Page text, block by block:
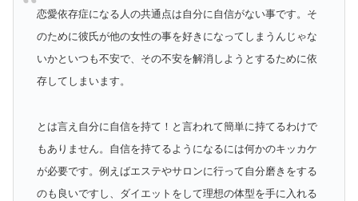
恋愛依存症になる人の共通点は自分に自信がない事です。そ
のために彼氏が他の女性の事を好きになってしまうんじゃな
いかといつも不安で、その不安を解消しようとするために依
存してしまいます。
とは言え自分に自信を持て！と言われて簡単に持てるわけで
もありません。自信を持てるようになるには何かのキッカケ
が必要です。例えばエステやサロンに行って自分磨きをする
のも良いですし、ダイエットをして理想の体型を手に入れる